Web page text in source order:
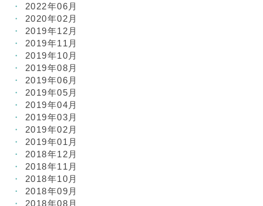
2022年06月
2020年02月
2019年12月
2019年11月
2019年10月
2019年08月
2019年06月
2019年05月
2019年04月
2019年03月
2019年02月
2019年01月
2018年12月
2018年11月
2018年10月
2018年09月
2018年08月